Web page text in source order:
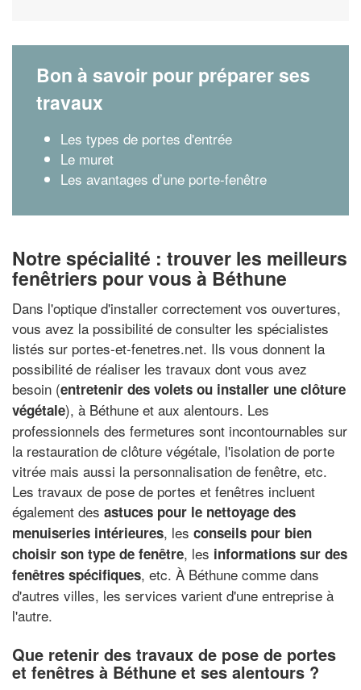
Bon à savoir pour préparer ses
travaux
Les types de portes d'entrée
Le muret
Les avantages d’une porte-fenêtre
Notre spécialité : trouver les meilleurs
fenêtriers pour vous à Béthune
Dans l'optique d'installer correctement vos ouvertures,
vous avez la possibilité de consulter les spécialistes
listés sur portes-et-fenetres.net. Ils vous donnent la
possibilité de réaliser les travaux dont vous avez
besoin (entretenir des volets ou installer une clôture
végétale), à Béthune et aux alentours. Les
professionnels des fermetures sont incontournables sur
la restauration de clôture végétale, l'isolation de porte
vitrée mais aussi la personnalisation de fenêtre, etc.
Les travaux de pose de portes et fenêtres incluent
également des astuces pour le nettoyage des
menuiseries intérieures, les conseils pour bien
choisir son type de fenêtre, les informations sur des
fenêtres spécifiques, etc. À Béthune comme dans
d'autres villes, les services varient d'une entreprise à
l'autre.
Que retenir des travaux de pose de portes
et fenêtres à Béthune et ses alentours ?